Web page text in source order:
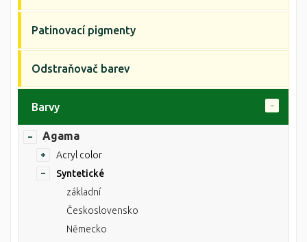
Patinovací pigmenty
Odstraňovač barev
Barvy
Agama
Acryl color
Syntetické
základní
Československo
Německo